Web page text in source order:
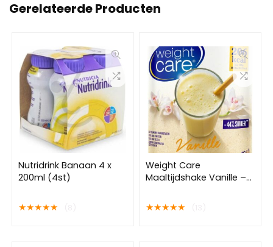
Gerelateerde Producten
Nutridrink Banaan 4 x
200ml (4st)
★★★★★
Weight Care
Maaltijdshake Vanille –
★★★★★